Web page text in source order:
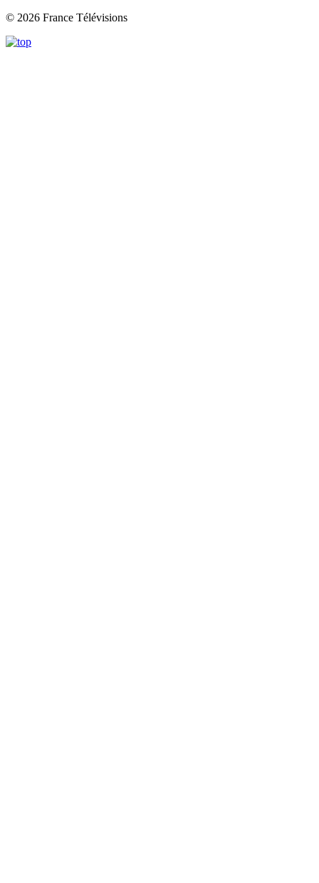
© 2026 France Télévisions